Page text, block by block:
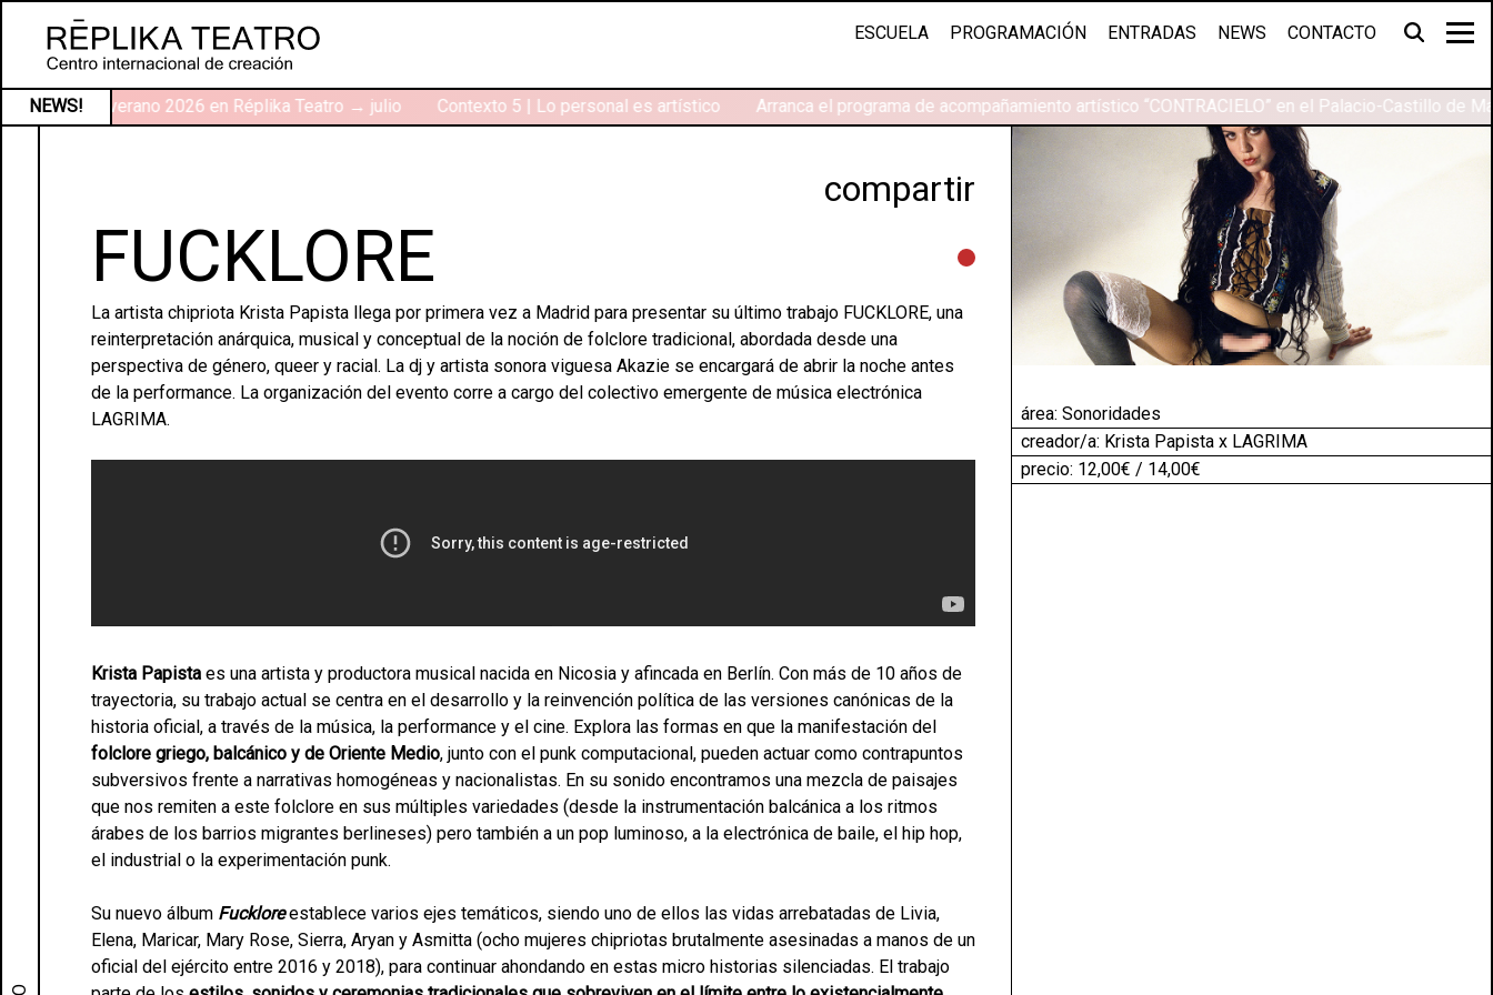
ESCUELA PROGRAMACIÓN ENTRADAS NEWS CONTACTO
NEWS!
Talleres de verano 2026 en Réplika Teatro → julio Contexto 5 | Lo personal es artístico Arranca el programa de acompañamiento artístico “CONTRACIELO” en el Palacio-Castillo de
compartir
FUCKLORE
La artista chipriota Krista Papista llega por primera vez a Madrid para presentar su último trabajo FUCKLORE, una
reinterpretación anárquica, musical y conceptual de la noción de folclore tradicional, abordada desde una
perspectiva de género, queer y racial. La dj y artista sonora viguesa Akazie se encargará de abrir la noche antes
de la performance. La organización del evento corre a cargo del colectivo emergente de música electrónica
LAGRIMA.
Krista Papista es una artista y productora musical nacida en Nicosia y afincada en Berlín. Con más de 10 años de
trayectoria, su trabajo actual se centra en el desarrollo y la reinvención política de las versiones canónicas de la
historia oficial, a través de la música, la performance y el cine. Explora las formas en que la manifestación del
folclore griego, balcánico y de Oriente Medio, junto con el punk computacional, pueden actuar como contrapuntos
subversivos frente a narrativas homogéneas y nacionalistas. En su sonido encontramos una mezcla de paisajes
que nos remiten a este folclore en sus múltiples variedades (desde la instrumentación balcánica a los ritmos
árabes de los barrios migrantes berlineses) pero también a un pop luminoso, a la electrónica de baile, el hip hop,
el industrial o la experimentación punk.
Su nuevo álbum Fuckloreestablece varios ejes temáticos, siendo uno de ellos las vidas arrebatadas de Livia,
Elena, Maricar, Mary Rose, Sierra, Aryan y Asmitta (ocho mujeres chipriotas brutalmente asesinadas a manos de un
oficial del ejército entre 2016 y 2018), para continuar ahondando en estas micro historias silenciadas. El trabajo
área:Sonoridades
creador/a: Krista Papista x LAGRIMA
precio: 12,00€ / 14,00€